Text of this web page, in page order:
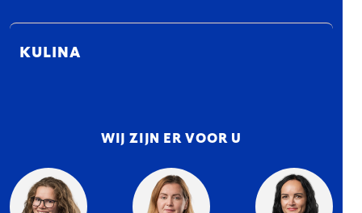
KULINA
WIJ ZIJN ER VOOR U